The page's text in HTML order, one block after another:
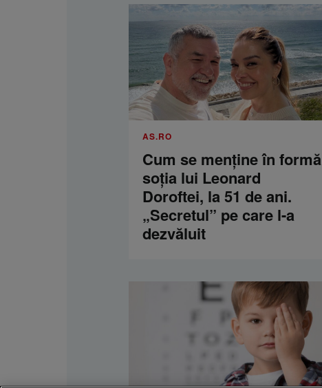
AS.RO
Cum se menţine în formă
soţia lui Leonard
Doroftei, la 51 de ani.
„Secretul” pe care l-a
dezvăluit